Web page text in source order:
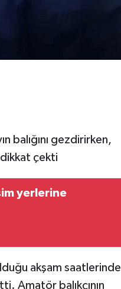
balığını gezdirirken,
çekti
yerlerine
akşam saatlerinde
Amatör balıkçının